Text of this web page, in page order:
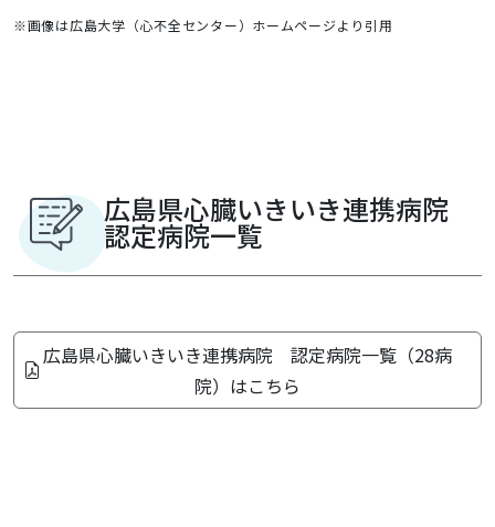
※画像は広島大学（心不全センター）ホームページより引用
広島県心臓いきいき連携病院
認定病院一覧
広島県心臓いきいき連携病院 認定病院一覧（28病
院）はこちら